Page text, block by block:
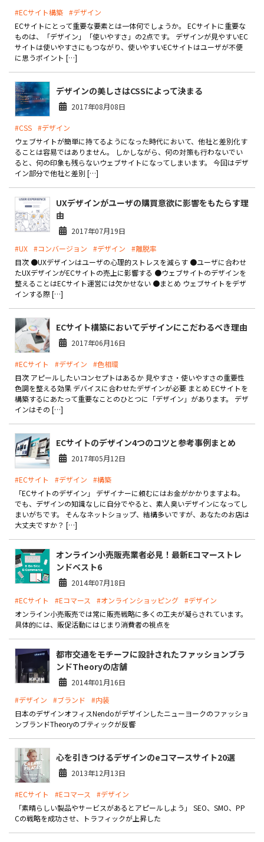
補助金活用支援
導入事例
お役立ち記事
03-6432-0346
お問い合わせ
#ECサイト構築 #デザイン
ECサイトにとって重要な要素とは一体何でしょうか。 ECサイトに重要な
ものは、「デザイン」「使いやすさ」の2点です。 デザインが見やすいEC
サイトは使いやすさにもつながり、使いやすいECサイトはユーザが不便
に思うポイント […]
デザインの美しさはCSSによって決まる
2017年08月08日
#CSS #デザイン
ウェブサイトが簡単に持てるようになった時代において、他社と差別化す
ることは容易ではありません。 しかしながら、何の対策も行わないでい
ると、何の印象も残らないウェブサイトになってしまいます。 今回はデザ
イン部分で他社と差別 […]
UXデザインがユーザの購買意欲に影響をもたらす理
由
2017年07月19日
#UX #コンバージョン #デザイン
#離脱率
目次 ●UXデザインはユーザの心理的ストレスを減らす ●ユーザに合わせ
たUXデザインがECサイトの売上に影響する ●ウェブサイトのデザインを
整えることはECサイト運営には欠かせない ●まとめ ウェブサイトをデザ
インする際 […]
ECサイト構築においてデザインにこだわるべき理由
2017年06月16日
#ECサイト #デザイン
#色相環
目次 アピールしたいコンセプトはあるか 見やすさ・使いやすさの重要性
色調を整える効果 デバイスに合わせたデザインが必要 まとめ ECサイトを
構築するにあたって重要なことのひとつに「デザイン」があります。 デザ
インはその […]
ECサイトのデザイン4つのコツと参考事例まとめ
2017年05月12日
#ECサイト #デザイン
#構築
「ECサイトのデザイン」 デザイナーに頼むにはお金がかかりますよね。
でも、デザインの知識なしに自分でやると、素人臭いデザインになってし
まいがちです。 そんなネットショップ、結構多いですが、あなたのお店は
大丈夫ですか？ […]
オンライン小売販売業者必見！最新Eコマーストレ
ンドベスト6
2014年07月18日
#ECサイト
#Eコマース #オンラインショッピング #デザイン
オンライン小売販売では常に販売戦略に多くの工夫が凝らされています。
具体的には、販促活動にはじまり消費者の視点を
都市交通をモチーフに設計されたファッションブラ
ンドTheoryの店舗
2014年01月16日
#デザイン
#ブランド
#内装
日本のデザインオフィスNendoがデザインしたニューヨークのファッショ
ンブランドTheoryのブティックが反響
心を引きつけるデザインのeコマースサイト20選
2013年12月13日
#ECサイト #Eコマース
#デザイン
「素晴らしい製品やサービスがあるとアピールしよう」 SEO、SMO、PP
Cの戦略を成功させ、トラフィックが上昇した